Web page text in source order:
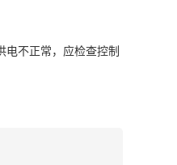
电不正常，应检查控制